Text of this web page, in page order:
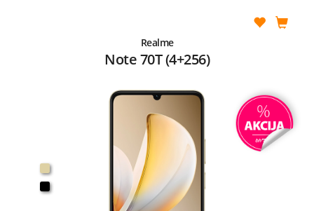
Realme
Note 70T (4+256)